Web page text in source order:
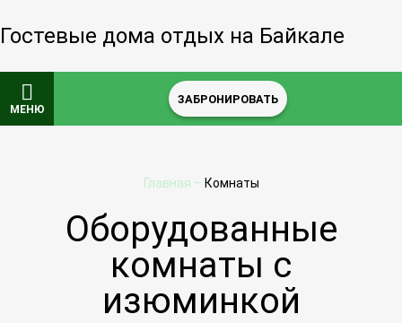
Гостевые дома отдых на Байкале
МЕНЮ
ЗАБРОНИРОВАТЬ
Главная – Комнаты
Оборудованные
комнаты с
изюминкой